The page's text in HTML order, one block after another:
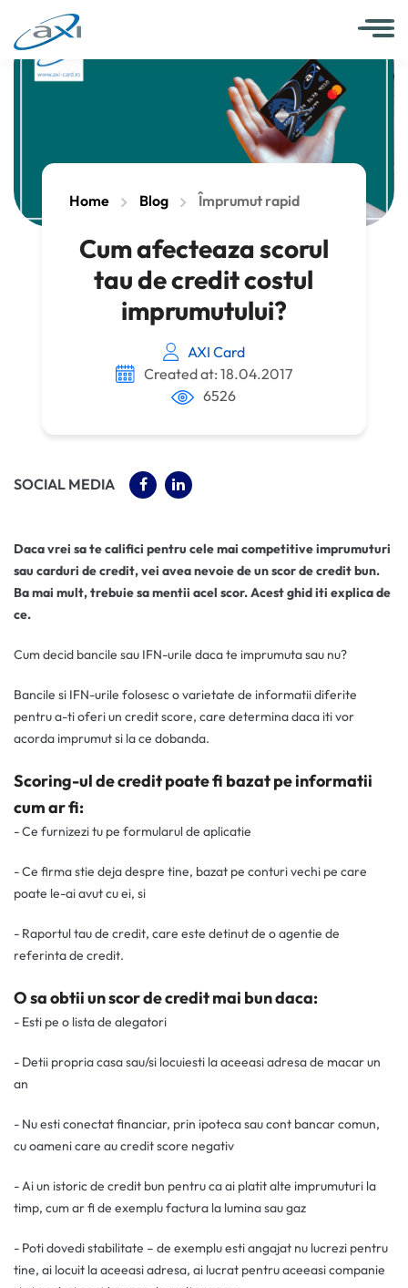
Home Blog Împrumut rapid
Cum afecteaza scorul
tau de credit costul
imprumutului?
AXI Card
Created at: 18.04.2017
6526
SOCIAL MEDIA (OPENS IN A NEW TAB)
(OPENS IN A NEW TAB)
Daca vrei sa te califici pentru cele mai competitive imprumuturi
sau carduri de credit, vei avea nevoie de un scor de credit bun.
Ba mai mult, trebuie sa mentii acel scor. Acest ghid iti explica de
ce.
Cum decid bancile sau IFN-urile daca te imprumuta sau nu?
Bancile si IFN-urile folosesc o varietate de informatii diferite
pentru a-ti oferi un credit score, care determina daca iti vor
acorda imprumut si la ce dobanda.
Scoring-ul de credit poate fi bazat pe informatii
cum ar fi:
- Ce furnizezi tu pe formularul de aplicatie
- Ce firma stie deja despre tine, bazat pe conturi vechi pe care
poate le-ai avut cu ei, si
- Raportul tau de credit, care este detinut de o agentie de
referinta de credit.
O sa obtii un scor de credit mai bun daca:
- Esti pe o lista de alegatori
- Detii propria casa sau/si locuiesti la aceeasi adresa de macar un
an
- Nu esti conectat financiar, prin ipoteca sau cont bancar comun,
cu oameni care au credit score negativ
- Ai un istoric de credit bun pentru ca ai platit alte imprumuturi la
timp, cum ar fi de exemplu factura la lumina sau gaz
- Poti dovedi stabilitate – de exemplu esti angajat nu lucrezi pentru
tine, ai locuit la aceeasi adresa, ai lucrat pentru aceeasi companie